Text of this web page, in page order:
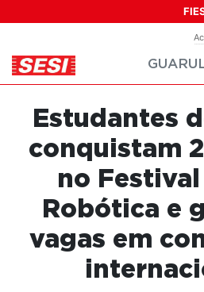
inclui
um
sistema
acessibilidade.
Estudantes
conquistam
no Festival
Robótica e
vagas em